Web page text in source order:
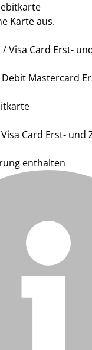
Karte aus.
Visa Card Erst-
Debit Mastercard
Card Erst- und
enthalten